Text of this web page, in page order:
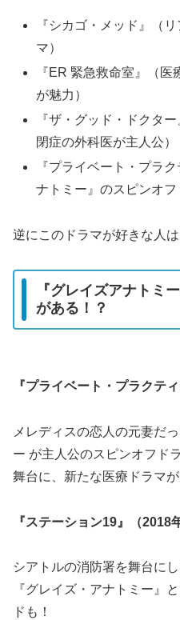
『シカゴ・メッド』（
マ）
『ER 緊急救命室』（
が魅力）
『ザ・グッド・ドクタ
閉症の外科医が主人公）
『プライベート・プラ
ナトミー』のスピンオフ
逆にこのドラマが好きな人
『グレイズアナトミ
がある！？
『プライベート・プラクテ
メレディスの恋人の元妻だ
ー が主人公のスピンオフド
舞台に、新たな医療ドラマ
『ステーション19』（2018
シアトルの消防署を舞台に
『グレイズ・アナトミー』
ドも！